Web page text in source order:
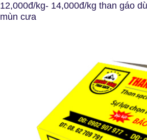
12,000đ/kg- 14,000đ/kg than gáo
mùn cưa